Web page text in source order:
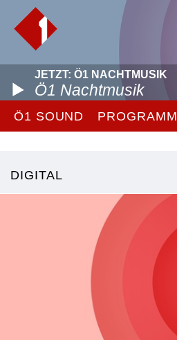
JETZT: Ö1 NACHTMUSIK
Ö1 Nachtmusik
Ö1 SOUND PROGRAMM
DIGITAL